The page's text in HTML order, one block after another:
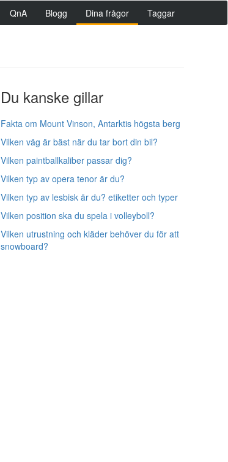
QnA Blogg Dina frågor Taggar
Du kanske gillar
Fakta om Mount Vinson, Antarktis högsta berg
Vilken väg är bäst när du tar bort din bil?
Vilken paintballkaliber passar dig?
Vilken typ av opera tenor är du?
Vilken typ av lesbisk är du? etiketter och typer
Vilken position ska du spela i volleyboll?
Vilken utrustning och kläder behöver du för att
snowboard?